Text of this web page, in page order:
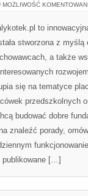
MOŻLIWOŚĆ
to
stworzona z myślą
a także
się na tematyce
przedszkolnych
budować dobre
znaleźć porady,
publikowane […]